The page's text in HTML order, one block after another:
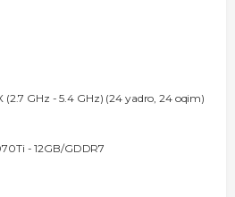
GHz - 5.4 GHz) (24 yadro, 24 oqim)
- 12GB/GDDR7